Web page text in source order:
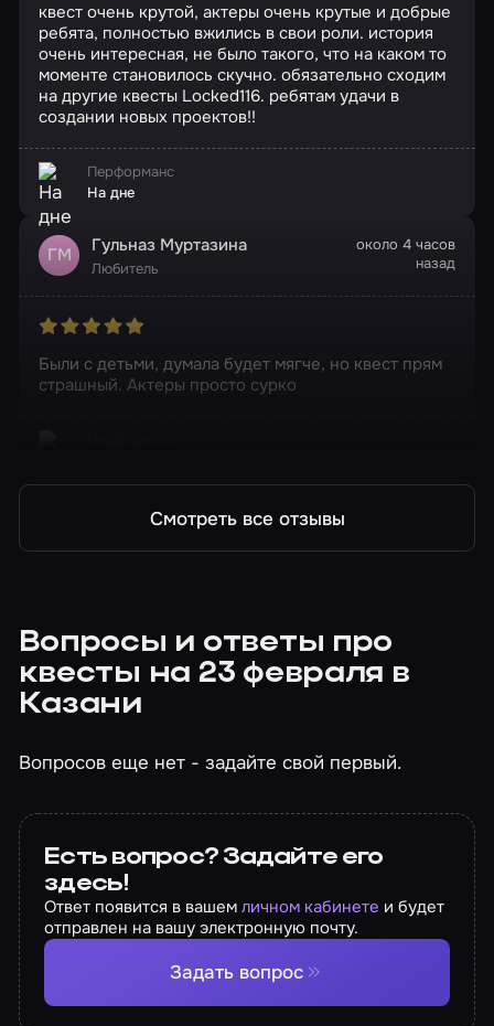
квест очень крутой, актеры очень крутые и добрые
ребята, полностью вжились в свои роли. история
очень интересная, не было такого, что на каком то
моменте становилось скучно. обязательно сходим
на другие квесты Locked116. ребятам удачи в
создании новых проектов!!
Перформанс
На дне
ГМ Гульназ Муртазина
Любитель
около 4 часов
назад
Были с детьми, думала будет мягче, но квест прям
страшный. Актеры просто сурко
Смотреть все отзывы
Вопросы и ответы про
квесты на 23 февраля в
Казани
Вопросов еще нет - задайте свой первый.
Есть вопрос? Задайте его
здесь!
Ответ появится в вашемличном кабинете и будет
отправлен на вашу электронную почту.
Задать вопрос